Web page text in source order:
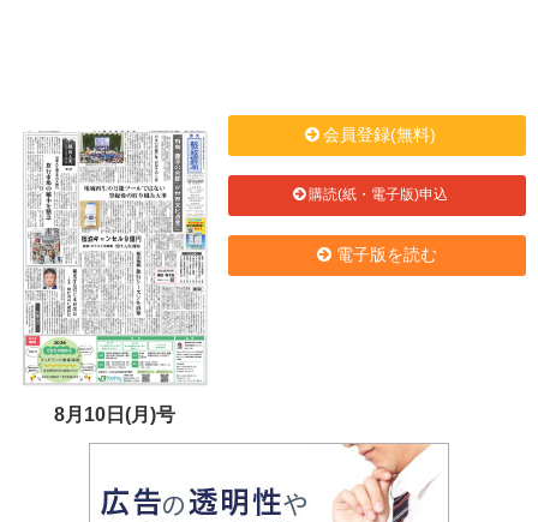
8月10日(月)号
会員登録(無料)
購読(紙・電子版)申込
電子版を読む